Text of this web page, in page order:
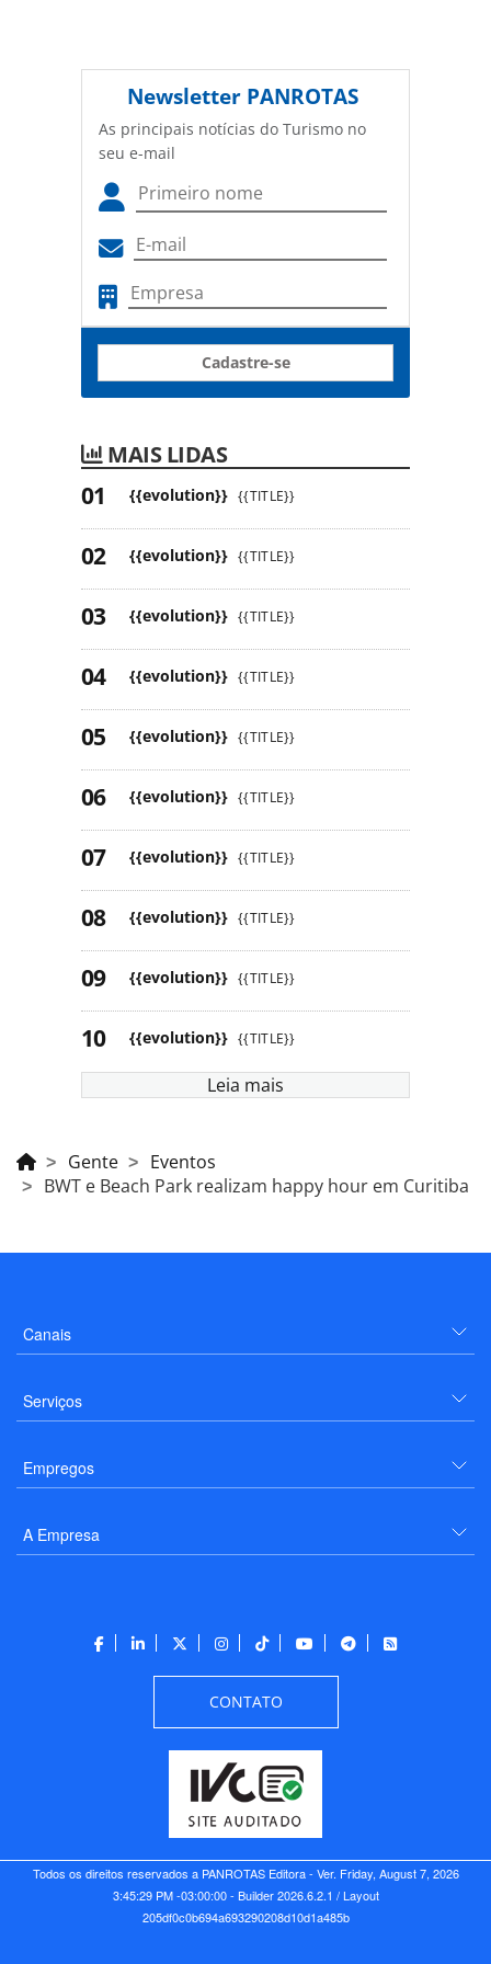
Newsletter PANROTAS
As principais notícias do Turismo no
seu e-mail
Cadastre-se
MAIS LIDAS
{{evolution}} {{TITLE}}
{{evolution}} {{TITLE}}
{{evolution}} {{TITLE}}
{{evolution}} {{TITLE}}
{{evolution}} {{TITLE}}
{{evolution}} {{TITLE}}
{{evolution}} {{TITLE}}
{{evolution}} {{TITLE}}
{{evolution}} {{TITLE}}
{{evolution}} {{TITLE}}
Leia mais
Gente
Eventos
BWT e Beach Park realizam happy hour em Curitiba
Canais
Serviços
Empregos
A Empresa
CONTATO
Todos os direitos reservados a PANROTAS Editora - Ver. Friday, August 7, 2026
3:45:29 PM -03:00:00 - Builder 2026.6.2.1 / Layout
205df0c0b694a693290208d10d1a485b